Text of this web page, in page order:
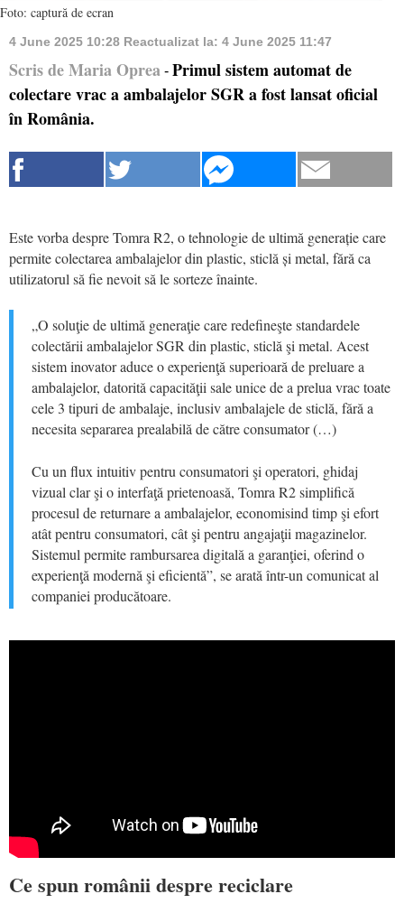
Foto: captură de ecran
4 June 2025 10:28 Reactualizat la: 4 June 2025 11:47
Scris de Maria Oprea - Primul sistem automat de
colectare vrac a ambalajelor SGR a fost lansat oficial
în România.
Este vorba despre Tomra R2, o tehnologie de ultimă generație care
permite colectarea ambalajelor din plastic, sticlă și metal, fără ca
utilizatorul să fie nevoit să le sorteze înainte.
„O soluţie de ultimă generaţie care redefineşte standardele
colectării ambalajelor SGR din plastic, sticlă şi metal. Acest
sistem inovator aduce o experienţă superioară de preluare a
ambalajelor, datorită capacităţii sale unice de a prelua vrac toate
cele 3 tipuri de ambalaje, inclusiv ambalajele de sticlă, fără a
necesita separarea prealabilă de către consumator (…)
Cu un flux intuitiv pentru consumatori şi operatori, ghidaj
vizual clar şi o interfaţă prietenoasă, Tomra R2 simplifică
procesul de returnare a ambalajelor, economisind timp şi efort
atât pentru consumatori, cât şi pentru angajaţii magazinelor.
Sistemul permite rambursarea digitală a garanţiei, oferind o
experienţă modernă şi eficientă”, se arată într-un comunicat al
companiei producătoare.
Ce spun românii despre reciclare